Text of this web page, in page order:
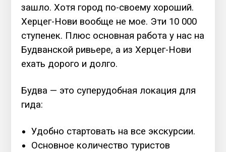
зашло. Хотя город по-своему хороший.
Херцег-Нови вообще не мое. Эти 10 000
ступенек. Плюс основная работа у нас на
Будванской ривьере, а из Херцег-Нови
ехать дорого и долго.
Будва — это суперудобная локация для
гида:
Удобно стартовать на все экскурсии.
Основное количество туристов